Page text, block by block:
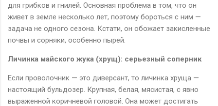
для грибков и гнилей. Основная проблема в том, что он
живет в земле несколько лет, поэтому бороться с ним —
задача не одного сезона. Кстати, он обожает закисленные
почвы и сорняки, особенно пырей.
Личинка майского жука (хрущ): серьезный соперник
Если проволочник — это диверсант, то личинка хруща —
настоящий бульдозер. Крупная, белая, мясистая, с явно
выраженной коричневой головой. Она может достигать